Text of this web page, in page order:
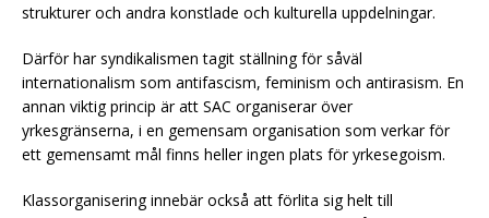
strukturer och andra konstlade och kulturella uppdelningar.
Därför har syndikalismen tagit ställning för såväl
internationalism som antifascism, feminism och antirasism. En
annan viktig princip är att SAC organiserar över
yrkesgränserna, i en gemensam organisation som verkar för
ett gemensamt mål finns heller ingen plats för yrkesegoism.
Klassorganisering innebär också att förlita sig helt till